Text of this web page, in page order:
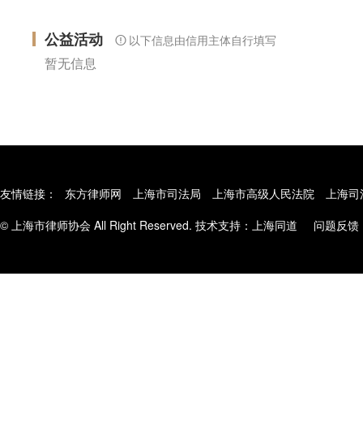
公益活动 以下信息由信用主体自行填写
暂无信息
友情链接： 东方律师网 上海市司法局 上海市高级人民法院
上海
© 上海市律师协会 All Right Reserved. 技术支持： 上海同道 问题反馈